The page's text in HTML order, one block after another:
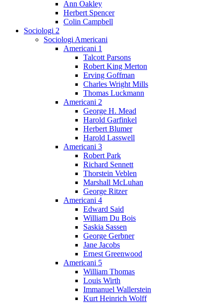
Ann Oakley
Herbert Spencer
Colin Campbell
Sociologi 2
Sociologi Americani
Americani 1
Talcott Parsons
Robert King Merton
Erving Goffman
Charles Wright Mills
Thomas Luckmann
Americani 2
George H. Mead
Harold Garfinkel
Herbert Blumer
Harold Lasswell
Americani 3
Robert Park
Richard Sennett
Thorstein Veblen
Marshall McLuhan
George Ritzer
Americani 4
Edward Said
William Du Bois
Saskia Sassen
George Gerbner
Jane Jacobs
Ernest Greenwood
Americani 5
William Thomas
Louis Wirth
Immanuel Wallerstein
Kurt Heinrich Wolff